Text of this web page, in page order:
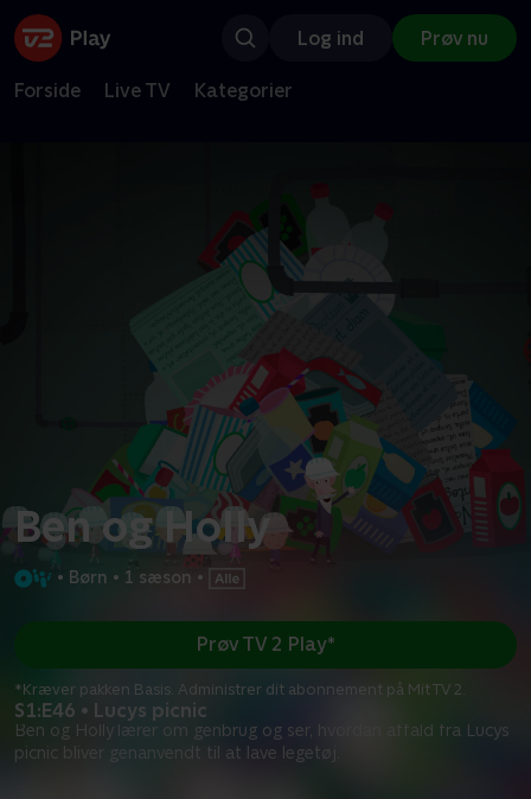
Log ind Prøv nu
Forside Live TV Kategorier
Ben og Holly
• Børn • 1 sæson •
S1:E46 • Lucys picnic
Ben og Holly lærer om genbrug og ser, hvordan affald fra Lucys
picnic bliver genanvendt til at lave legetøj.
Prøv TV 2 Play*
*Kræver pakken Basis. Administrer dit abonnement på Mit TV 2.